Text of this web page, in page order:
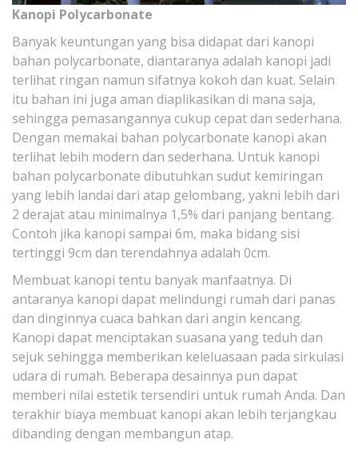
Kanopi Polycarbonate
Banyak keuntungan yang bisa didapat dari kanopi
bahan polycarbonate, diantaranya adalah kanopi jadi
terlihat ringan namun sifatnya kokoh dan kuat. Selain
itu bahan ini juga aman diaplikasikan di mana saja,
sehingga pemasangannya cukup cepat dan sederhana.
Dengan memakai bahan polycarbonate kanopi akan
terlihat lebih modern dan sederhana. Untuk kanopi
bahan polycarbonate dibutuhkan sudut kemiringan
yang lebih landai dari atap gelombang, yakni lebih dari
2 derajat atau minimalnya 1,5% dari panjang bentang.
Contoh jika kanopi sampai 6m, maka bidang sisi
tertinggi 9cm dan terendahnya adalah 0cm.
Membuat kanopi tentu banyak manfaatnya. Di
antaranya kanopi dapat melindungi rumah dari panas
dan dinginnya cuaca bahkan dari angin kencang.
Kanopi dapat menciptakan suasana yang teduh dan
sejuk sehingga memberikan keleluasaan pada sirkulasi
udara di rumah. Beberapa desainnya pun dapat
memberi nilai estetik tersendiri untuk rumah Anda. Dan
terakhir biaya membuat kanopi akan lebih terjangkau
dibanding dengan membangun atap.